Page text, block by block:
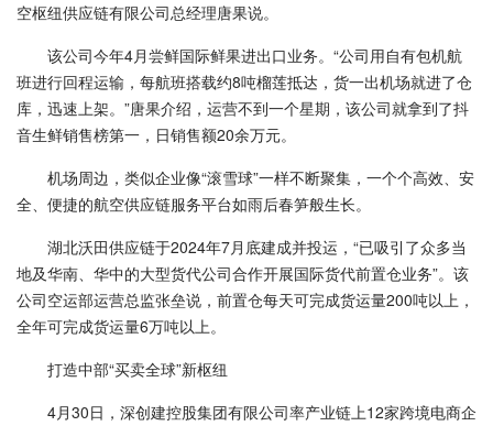
空枢纽供应链有限公司总经理唐果说。
该公司今年4月尝鲜国际鲜果进出口业务。“公司用自有包机航
班进行回程运输，每航班搭载约8吨榴莲抵达，货一出机场就进了仓
库，迅速上架。”唐果介绍，运营不到一个星期，该公司就拿到了抖
音生鲜销售榜第一，日销售额20余万元。
机场周边，类似企业像“滚雪球”一样不断聚集，一个个高效、安
全、便捷的航空供应链服务平台如雨后春笋般生长。
湖北沃田供应链于2024年7月底建成并投运，“已吸引了众多当
地及华南、华中的大型货代公司合作开展国际货代前置仓业务”。该
公司空运部运营总监张垒说，前置仓每天可完成货运量200吨以上，
全年可完成货运量6万吨以上。
打造中部“买卖全球”新枢纽
4月30日，深创建控股集团有限公司率产业链上12家跨境电商企